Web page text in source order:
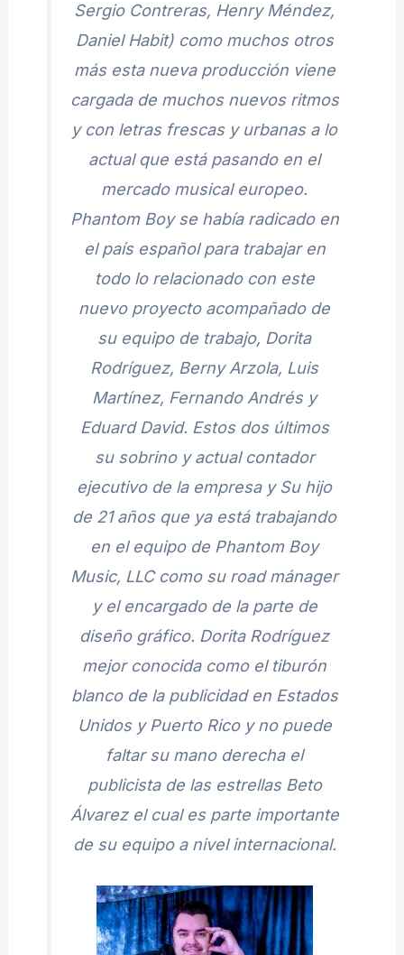
Sergio Contreras, Henry Méndez,
Daniel Habit) como muchos otros
más esta nueva producción viene
cargada de muchos nuevos ritmos
y con letras frescas y urbanas a lo
actual que está pasando en el
mercado musical europeo.
Phantom Boy se había radicado en
el país español para trabajar en
todo lo relacionado con este
nuevo proyecto acompañado de
su equipo de trabajo, Dorita
Rodríguez, Berny Arzola, Luis
Martínez, Fernando Andrés y
Eduard David. Estos dos últimos
su sobrino y actual contador
ejecutivo de la empresa y Su hijo
de 21 años que ya está trabajando
en el equipo de Phantom Boy
Music, LLC como su road mánager
y el encargado de la parte de
diseño gráfico. Dorita Rodríguez
mejor conocida como el tiburón
blanco de la publicidad en Estados
Unidos y Puerto Rico y no puede
faltar su mano derecha el
publicista de las estrellas Beto
Álvarez el cual es parte importante
de su equipo a nivel internacional.